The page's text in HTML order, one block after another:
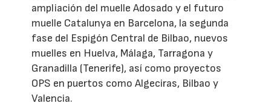
ampliación del muelle Adosado y el futuro
muelle Catalunya en Barcelona, la segunda
fase del Espigón Central de Bilbao, nuevos
muelles en Huelva, Málaga, Tarragona y
Granadilla (Tenerife), así como proyectos
OPS en puertos como Algeciras, Bilbao y
Valencia.